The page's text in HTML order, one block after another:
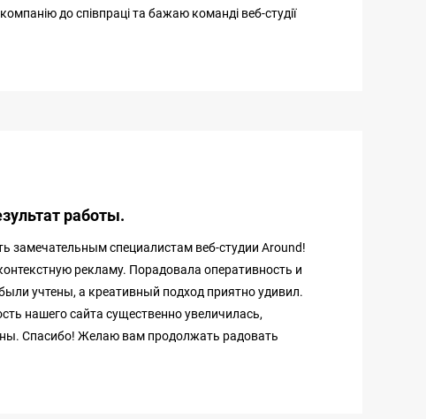
до співпраці та бажаю команді веб-студії
работы.
замечательным специалистам веб-студии Around!
рекламу. Порадовала оперативность и
учтены, а креативный подход приятно удивил.
нашего сайта существенно увеличилась,
Спасибо! Желаю вам продолжать радовать